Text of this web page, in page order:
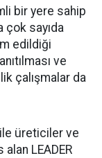
bir yere sahip
çok sayıda
edildiği
ve
çalışmalar da
üreticiler ve
LEADER